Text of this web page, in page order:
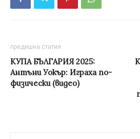
предишна статия
КУПА БЪЛГАРИЯ 2025:
Антъни Уокър: Играха по-
физически (видео)